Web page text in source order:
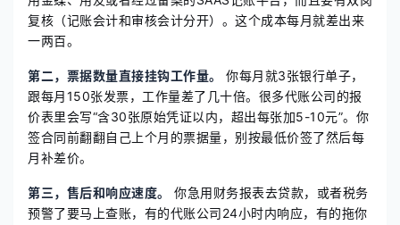
复核（记账会计和审核会计分开）。这个成本每月就差出来
一两百。
第二，票据数量直接挂钩工作量。
你每月就3张银行单子，
跟每月150张发票，工作量差了几十倍。很多代账公司的报
价表里会写“含30张原始凭证以内，超出每张加5-10元”。你
签合同前翻翻自己上个月的票据量，别按最低价签了然后每
月补差价。
第三，售后和响应速度。
你急用财务报表去贷款，或者税务
预警了要马上查账，有的代账公司24小时内响应，有的拖你